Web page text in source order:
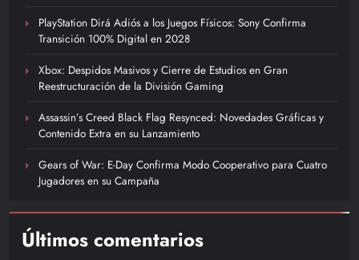
PlayStation Dirá Adiós a los Juegos Físicos: Sony Confirma
Transición 100% Digital en 2028
Xbox: Despidos Masivos y Cierre de Estudios en Gran
Reestructuración de la División Gaming
Assassin’s Creed Black Flag Resynced: Novedades Gráficas y
Contenido Extra en su Lanzamiento
Gears of War: E-Day Confirma Modo Cooperativo para Cuatro
Jugadores en su Campaña
Últimos comentarios